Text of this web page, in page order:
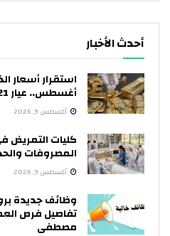
أحدث الأخبار
أغسطس.. عيار 21 يسجل 6110 جنيهات
أغسطس 9, 2026
المصروفات
أغسطس 9, 2026
تفاصيل فرص
مصطفى